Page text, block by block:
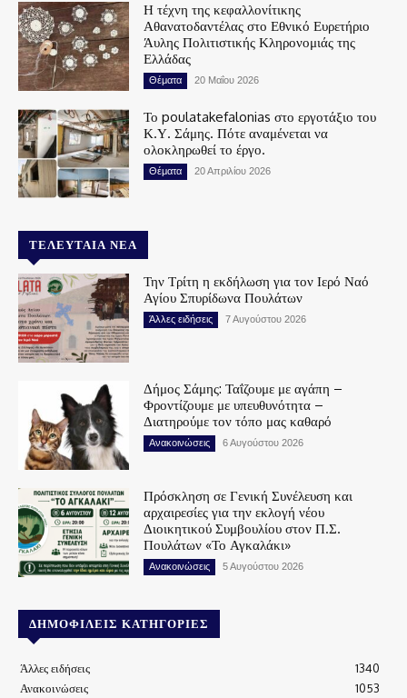
Η τέχνη της κεφαλλονίτικης
Αθανατοδαντέλας στο Εθνικό Ευρετήριο
Άυλης Πολιτιστικής Κληρονομιάς της
Ελλάδας
Θέματα 20 Μαΐου 2026
Το poulatakefalonias στο εργοτάξιο του
Κ.Υ. Σάμης. Πότε αναμένεται να
ολοκληρωθεί το έργο.
Θέματα 20 Απριλίου 2026
ΤΕΛΕΥΤΑΊΑ ΝΈΑ
Την Τρίτη η εκδήλωση για τον Ιερό Ναό
Αγίου Σπυρίδωνα Πουλάτων
Άλλες ειδήσεις 7 Αυγούστου 2026
Δήμος Σάμης: Ταΐζουμε με αγάπη –
Φροντίζουμε με υπευθυνότητα –
Διατηρούμε τον τόπο μας καθαρό
Ανακοινώσεις 6 Αυγούστου 2026
Πρόσκληση σε Γενική Συνέλευση και
αρχαιρεσίες για την εκλογή νέου
Διοικητικού Συμβουλίου στον Π.Σ.
Πουλάτων «Το Αγκαλάκι»
Ανακοινώσεις 5 Αυγούστου 2026
ΔΗΜΟΦΙΛΕΊΣ ΚΑΤΗΓΟΡΊΕΣ
Άλλες ειδήσεις
1340
Ανακοινώσεις
1053